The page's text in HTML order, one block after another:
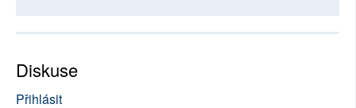
Diskuse
Přihlásit